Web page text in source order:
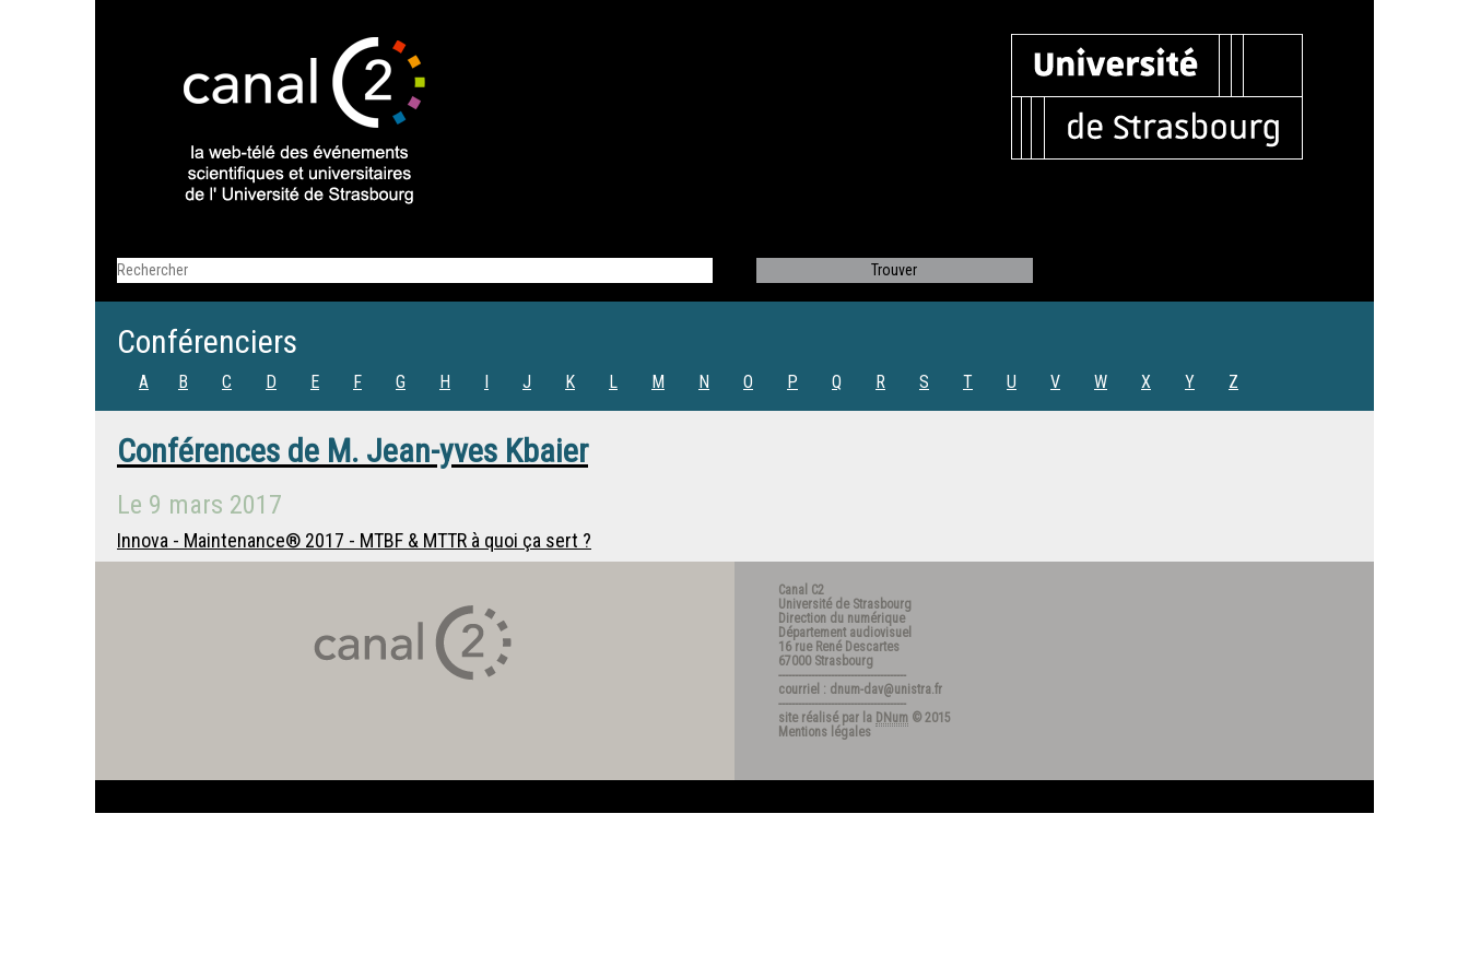
Conférenciers
A B C D E F G H I J K L M N O P Q R S T U V W X Y Z
Conférences de M. Jean-yves Kbaier
Le 9 mars 2017
Innova - Maintenance® 2017 - MTBF & MTTR à quoi ça sert ?
Canal C2
Université de Strasbourg
Direction du numérique
Département audiovisuel
16 rue René Descartes
67000 Strasbourg
---------------------------------------
courriel : dnum-dav@unistra.fr
---------------------------------------
site réalisé par la DNum © 2015
Mentions légales